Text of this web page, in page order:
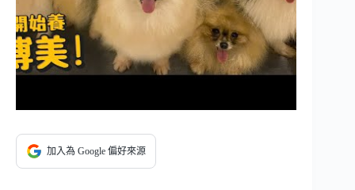
加入為 Google 偏好來源